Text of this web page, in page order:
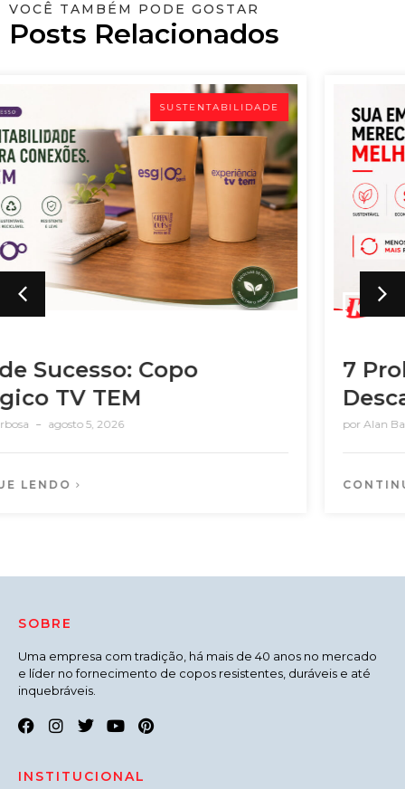
VOCÊ TAMBÉM PODE GOSTAR
Posts Relacionados
SUSTENTABILIDADE
7 Problemas dos Copos
Descartáveis nas Empresas
por Alan Barbosa
CONTINUE LENDO
SOBRE
Uma empresa com tradição, há mais de 40 anos no mercado
e líder no fornecimento de copos resistentes, duráveis e até
inquebráveis.
INSTITUCIONAL